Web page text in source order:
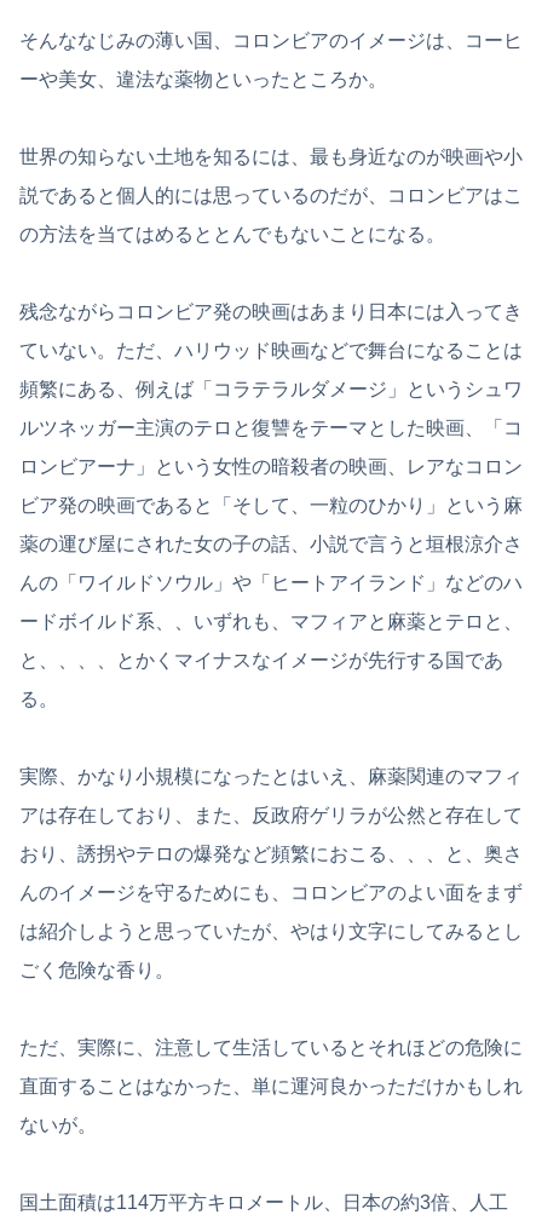
そんななじみの薄い国、コロンビアのイメージは、コーヒ
ーや美女、違法な薬物といったところか。
世界の知らない土地を知るには、最も身近なのが映画や小
説であると個人的には思っているのだが、コロンビアはこ
の方法を当てはめるととんでもないことになる。
残念ながらコロンビア発の映画はあまり日本には入ってき
ていない。ただ、ハリウッド映画などで舞台になることは
頻繁にある、例えば「コラテラルダメージ」というシュワ
ルツネッガー主演のテロと復讐をテーマとした映画、「コ
ロンビアーナ」という女性の暗殺者の映画、レアなコロン
ビア発の映画であると「そして、一粒のひかり」という麻
薬の運び屋にされた女の子の話、小説で言うと垣根涼介さ
んの「ワイルドソウル」や「ヒートアイランド」などのハ
ードボイルド系、、いずれも、マフィアと麻薬とテロと、
と、、、、とかくマイナスなイメージが先行する国であ
る。
実際、かなり小規模になったとはいえ、麻薬関連のマフィ
アは存在しており、また、反政府ゲリラが公然と存在して
おり、誘拐やテロの爆発など頻繁におこる、、、と、奥さ
んのイメージを守るためにも、コロンビアのよい面をまず
は紹介しようと思っていたが、やはり文字にしてみるとし
ごく危険な香り。
ただ、実際に、注意して生活しているとそれほどの危険に
直面することはなかった、単に運河良かっただけかもしれ
ないが。
国土面積は114万平方キロメートル、日本の約3倍、人工